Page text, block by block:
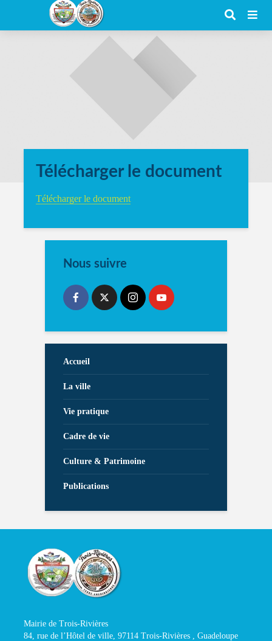
Télécharger le document
Télécharger le document
Nous suivre
Accueil
La ville
Vie pratique
Cadre de vie
Culture & Patrimoine
Publications
Mairie de Trois-Rivières
84, rue de l’Hôtel de ville, 97114 Trois-Rivières , Guadeloupe